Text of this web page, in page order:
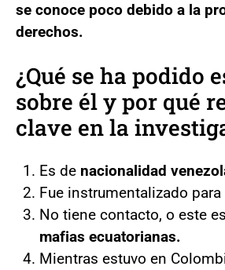
se conoce poco debido a la
derechos.
¿Qué se ha podido
sobre él y por qué
clave en la
Es de nacionalidad
Fue instrumentalizado para
No tiene contacto, o este
mafias ecuatorianas.
Mientras estuvo en